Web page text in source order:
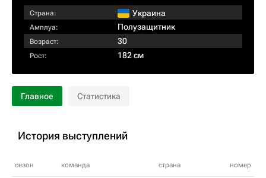
Страна: Украина
Амплуа: Полузащитник
Возраст: 30
Рост: 182 см
Главное Статистика
История выступлений
сезон команда страна номер